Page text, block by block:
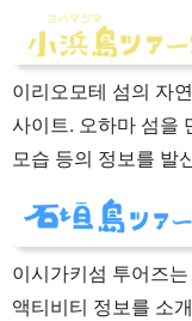
이리오모테 섬의 자
사이트. 오하마 섬을
모습 등의 정보를 발
이시가키섬 투어즈
액티비티 정보를 소